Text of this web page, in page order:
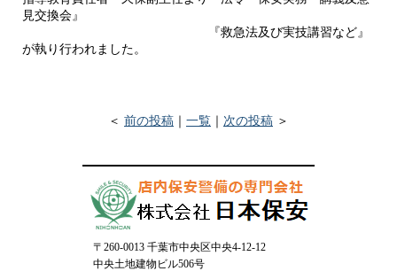
見交換会』
『救急法及び実技講習など』
が執り行われました。
＜ 前の投稿 一覧 次の投稿 ＞
〒260-0013 千葉市中央区中央4-12-12
中央土地建物ビル506号